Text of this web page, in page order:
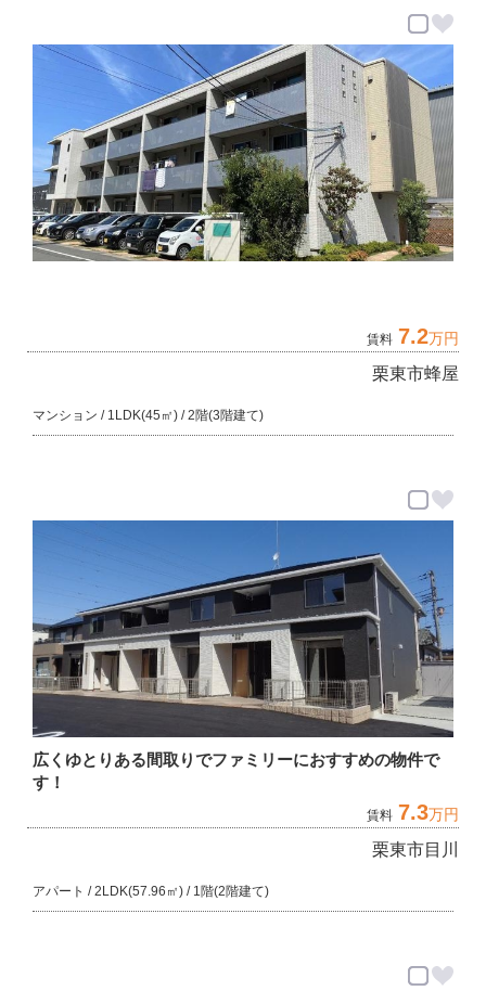
栗東市蜂屋
賃料 7.2万円
マンション / 1LDK(45㎡) / 2階(3階建て)
広くゆとりある間取りでファミリーにおすすめの物件で
す！
栗東市目川
賃料 7.3万円
アパート / 2LDK(57.96㎡) / 1階(2階建て)